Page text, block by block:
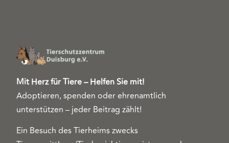
Mit Herz für Tiere – Helfen Sie mit!
Adoptieren, spenden oder ehrenamtlich
unterstützen – jeder Beitrag zählt!
Ein Besuch des Tierheims zwecks